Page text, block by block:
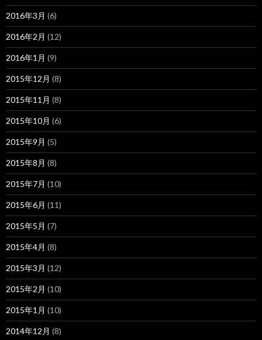
2016年3月 (6)
2016年2月 (12)
2016年1月 (9)
2015年12月 (8)
2015年11月 (8)
2015年10月 (6)
2015年9月 (5)
2015年8月 (8)
2015年7月 (10)
2015年6月 (11)
2015年5月 (7)
2015年4月 (8)
2015年3月 (12)
2015年2月 (10)
2015年1月 (10)
2014年12月 (8)